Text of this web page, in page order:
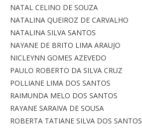
NATAL CELINO DE SOUZA
NATALINA QUEIROZ DE CARVALHO
NATALINA SILVA SANTOS
NAYANE DE BRITO LIMA ARAUJO
NICLEYNN GOMES AZEVEDO
PAULO ROBERTO DA SILVA CRUZ
POLLIANE LIMA DOS SANTOS
RAIMUNDA MELO DOS SANTOS
RAYANE SARAIVA DE SOUSA
ROBERTA TATIANE SILVA DOS SANTOS